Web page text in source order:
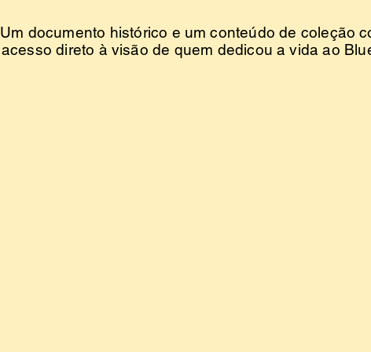
Um documento histórico e um conteúdo de coleção
acesso direto à visão de quem dedicou a vida ao